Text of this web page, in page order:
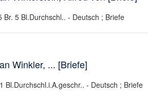
5 Bl.Durchschl.. - Deutsch ; Briefe
Winkler, ... [Briefe]
Bl.Durchschl.i.A.geschr.. - Deutsch ; Briefe